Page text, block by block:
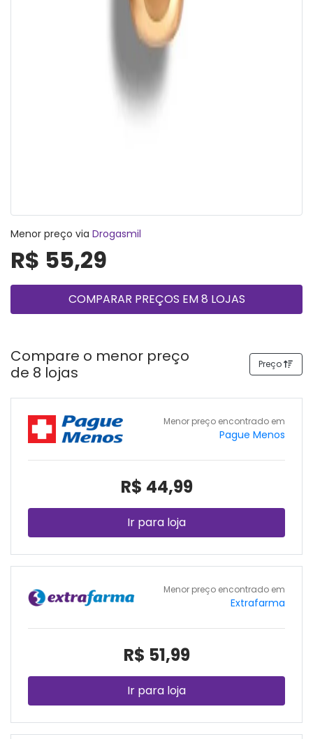
Menor preço via Drogasmil
R$ 55,29
COMPARAR PREÇOS EM 8 LOJAS
Compare o menor preço
de 8 lojas
Preço
Menor preço encontrado em
Pague Menos
R$ 44,99
Ir para loja
Menor preço encontrado em
Extrafarma
R$ 51,99
Ir para loja